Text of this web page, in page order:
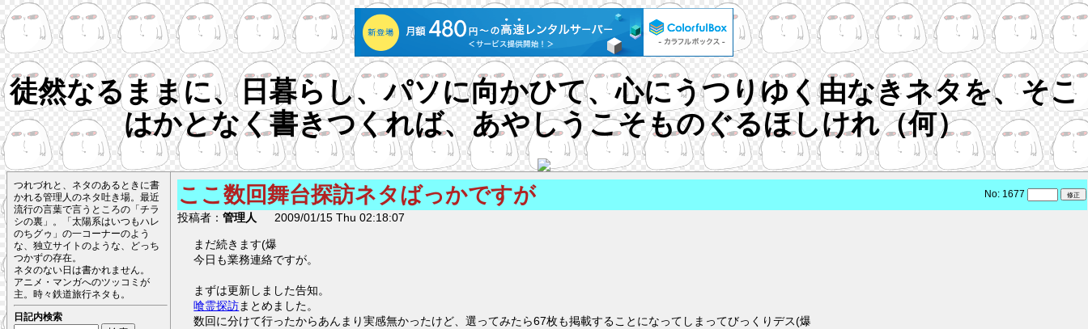
徒然なるままに、日暮らし、パソに向かひて、心にうつりゆく由なきネタを、そこ
はかとなく書きつくれば、あやしうこそものぐるほしけれ（何）
つれづれと、ネタのあるときに書
かれる管理人のネタ吐き場。最近
流行の言葉で言うところの「チラ
シの裏」。「太陽系はいつもハレ
のちグゥ」の一コーナーのよう
な、独立サイトのような、どっち
つかずの存在。
ネタのない日は書かれません。
アニメ・マンガへのツッコミが
主。時々鉄道旅行ネタも。
日記内検索
ここ数回舞台探訪ネタばっかですが No: 1677
投稿者：管理人 2009/01/15 Thu 02:18:07
まだ続きます(爆
今日も業務連絡ですが。
まずは更新しました告知。
喰霊探訪まとめました。
数回に分けて行ったからあんまり実感無かったけど、選ってみたら67枚も掲載することになってしまってびっくりデス(爆